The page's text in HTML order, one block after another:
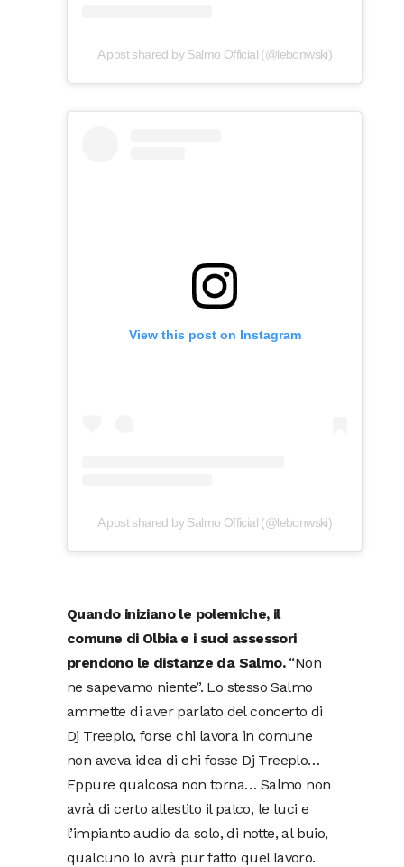
A post shared by Salmo Official (@lebonwski)
View this post on Instagram
A post shared by Salmo Official (@lebonwski)
Quando iniziano le polemiche, il
comune di Olbia e i suoi assessori
prendono le distanze da Salmo. “Non
ne sapevamo niente”. Lo stesso Salmo
ammette di aver parlato del concerto di
Dj Treeplo, forse chi lavora in comune
non aveva idea di chi fosse Dj Treeplo…
Eppure qualcosa non torna… Salmo non
avrà di certo allestito il palco, le luci e
l’impianto audio da solo, di notte, al buio,
qualcuno lo avrà pur fatto quel lavoro.